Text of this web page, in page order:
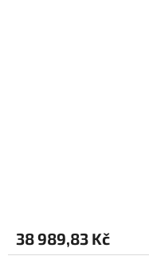
38 989,83 Kč